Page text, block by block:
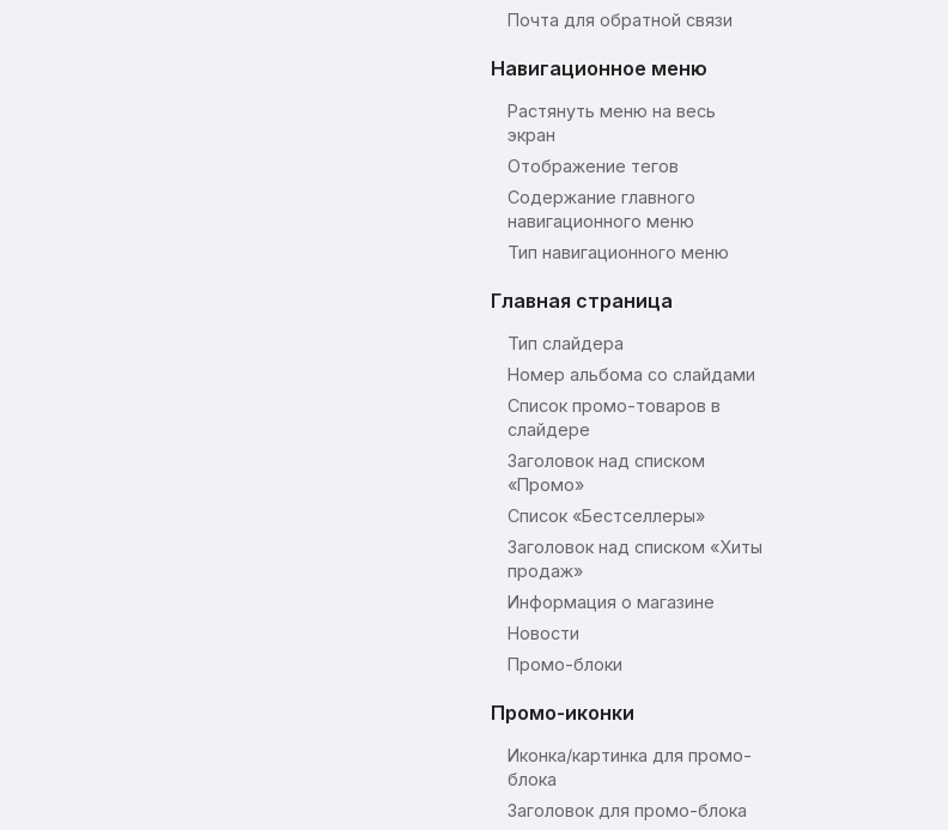
Почта для обратной связи
Навигационное меню
Растянуть меню на весь
экран
Отображение тегов
Содержание главного
навигационного меню
Тип навигационного меню
Главная страница
Тип слайдера
Номер альбома со слайдами
Список промо-товаров в
слайдере
Заголовок над списком
«Промо»
Список «Бестселлеры»
Заголовок над списком «Хиты
продаж»
Информация о магазине
Новости
Промо-блоки
Промо-иконки
Иконка/картинка для промо-
блока
Заголовок для промо-блока